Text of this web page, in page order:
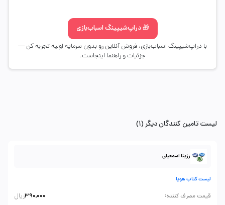
🎁 دراپ‌شیپینگ اسباب‌بازی
با دراپ‌شیپینگ اسباب‌بازی، فروش آنلاین رو بدون سرمایه اولیه تجربه کن —
جزئیات و راهنما اینجاست.
لیست تامین کنندگان دیگر (1)
رزیتا اسمعیلی
لیست کتاب هوپا
قیمت مصرف کننده:
390,000ریال